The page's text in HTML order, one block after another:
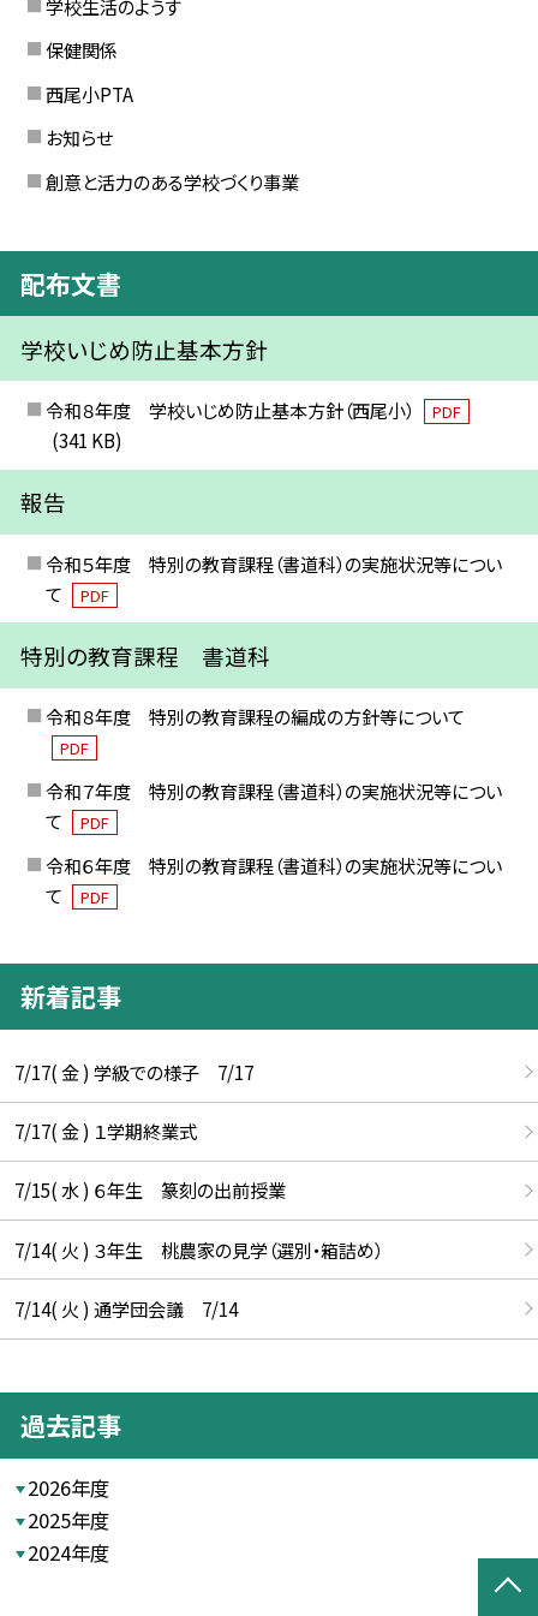
学校生活のようす
保健関係
西尾小PTA
お知らせ
創意と活力のある学校づくり事業
配布文書
学校いじめ防止基本方針
令和８年度 学校いじめ防止基本方針（西尾小） PDF
(341 KB)
報告
令和５年度 特別の教育課程（書道科）の実施状況等につい
て
PDF
特別の教育課程 書道科
令和８年度 特別の教育課程の編成の方針等について
PDF
令和７年度 特別の教育課程（書道科）の実施状況等につい
て
PDF
令和６年度 特別の教育課程（書道科）の実施状況等につい
て
PDF
新着記事
7/17( 金 ) 学級での様子 7/17
7/17( 金 ) １学期終業式
7/15( 水 ) ６年生 篆刻の出前授業
7/14( 火 ) ３年生 桃農家の見学（選別・箱詰め）
7/14( 火 ) 通学団会議 7/14
過去記事
2026年度
2025年度
2024年度